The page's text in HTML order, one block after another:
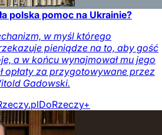
polska pomoc na Ukrainie?
w myśl którego
pieniądze na to, aby gość
a w końcu wynajmował mu jego
opłaty za przygotowywane przez
Gadowski.
DoRzeczy+